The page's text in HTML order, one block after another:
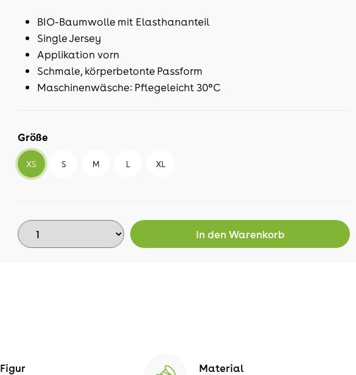
BIO-Baumwolle mit Elasthananteil
Single Jersey
Applikation vorn
Schmale, körperbetonte Passform
Maschinenwäsche: Pflegeleicht 30°C
Größe
XS S M L XL
In den Warenkorb
Figur
Material